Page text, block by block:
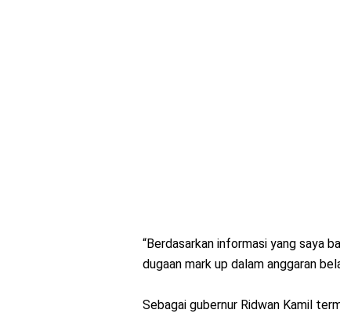
“Berdasarkan informasi yang saya
dugaan mark up dalam anggaran
Sebagai gubernur Ridwan Kamil